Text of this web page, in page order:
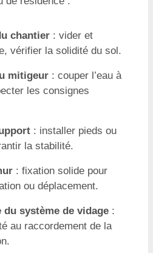
chantier : vider et
vérifier la solidité du sol.
mitigeur : couper l’eau à
les consignes
: installer pieds ou
la stabilité.
: fixation solide pour
ou déplacement.
du système de vidage :
au raccordement de la